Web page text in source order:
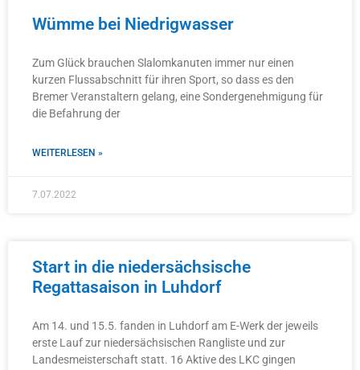
Wümme bei Niedrigwasser
Zum Glück brauchen Slalomkanuten immer nur einen
kurzen Flussabschnitt für ihren Sport, so dass es den
Bremer Veranstaltern gelang, eine Sondergenehmigung für
die Befahrung der
WEITERLESEN »
7.07.2022
Start in die niedersächsische
Regattasaison in Luhdorf
Am 14. und 15.5. fanden in Luhdorf am E-Werk der jeweils
erste Lauf zur niedersächsischen Rangliste und zur
Landesmeisterschaft statt. 16 Aktive des LKC gingen